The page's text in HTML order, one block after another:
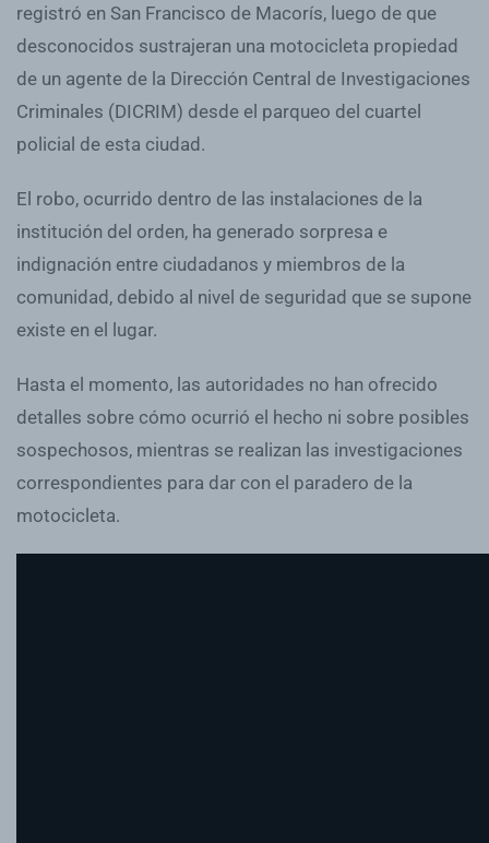
registró en San Francisco de Macorís, luego de que
desconocidos sustrajeran una motocicleta propiedad
de un agente de la Dirección Central de Investigaciones
Criminales (DICRIM) desde el parqueo del cuartel
policial de esta ciudad.
El robo, ocurrido dentro de las instalaciones de la
institución del orden, ha generado sorpresa e
indignación entre ciudadanos y miembros de la
comunidad, debido al nivel de seguridad que se supone
existe en el lugar.
Hasta el momento, las autoridades no han ofrecido
detalles sobre cómo ocurrió el hecho ni sobre posibles
sospechosos, mientras se realizan las investigaciones
correspondientes para dar con el paradero de la
motocicleta.